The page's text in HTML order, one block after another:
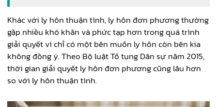
Khác với ly hôn thuận tình, ly hôn đơn phương thường
gặp nhiều khó khăn và phức tạp hơn trong quá trình
giải quyết vì chỉ có một bên muốn ly hôn còn bên kia
không đồng ý. Theo Bộ luật Tố tụng Dân sự năm 2015,
thời gian giải quyết ly hôn đơn phương cũng lâu hơn
so với ly hôn thuận tình.